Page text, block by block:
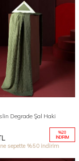
Degrade Şal Haki
%20
İNDIRIM
sepette %50 indirim